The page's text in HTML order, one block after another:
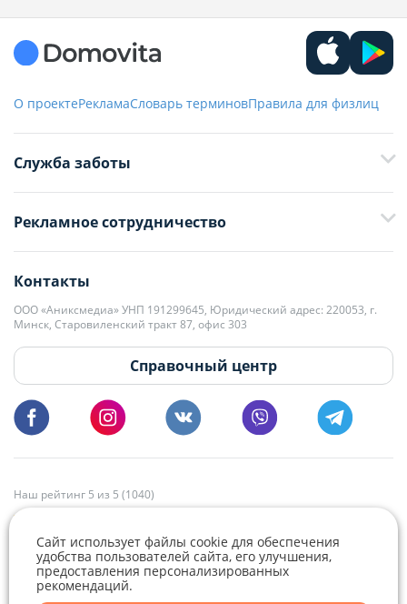
О проектеРекламаСловарь терминовПравила для физлиц
Служба заботы
+375 29 376-13-70
+375 33 376-13-70
editor@domovita.by
Мы принимаем звонки и отвечаем на письма в будние дни с 9:00 до
18:00.
Рекламное сотрудничество
+375 29 563-15-61 Кристина Филюта
kb@domovita.by
+375 29 179-11-28 Владислав Гладченко
vg@domovita.by
Пишите и звоните нам в будние дни с 8:00 до 20:00.
Контакты
ООО «Аниксмедиа» УНП 191299645, Юридический адрес: 220053, г.
Минск, Старовиленский тракт 87, офис 303
Справочный центр
Наш рейтинг 5 из 5 (1040)
Сайт использует файлы cookie для обеспечения
удобства пользователей сайта, его улучшения,
предоставления персонализированных
рекомендаций.